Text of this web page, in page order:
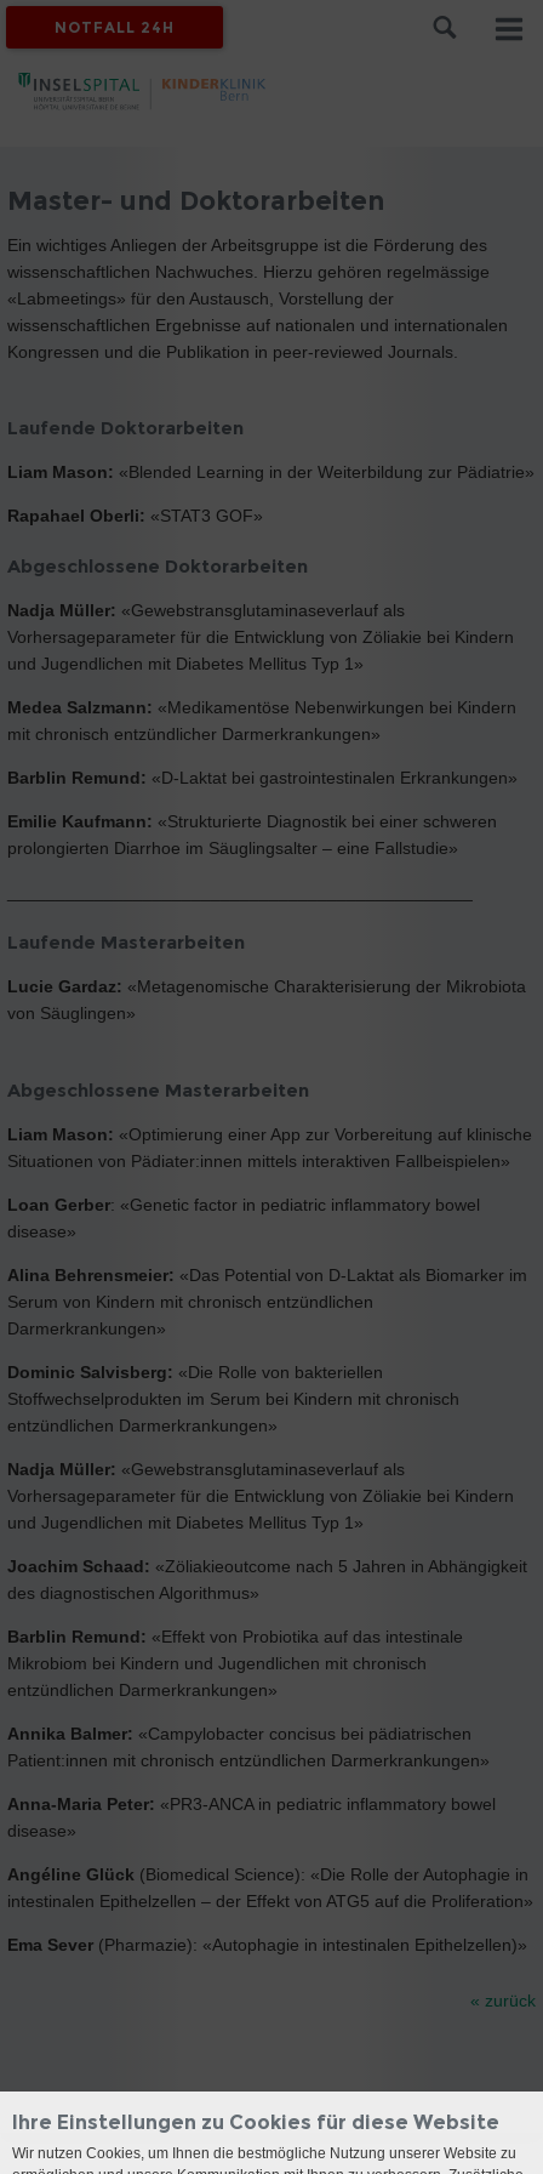
NOTFALL 24H
Master- und Doktorarbeiten
Ein wichtiges Anliegen der Arbeitsgruppe ist die Förderung des
wissenschaftlichen Nachwuches. Hierzu gehören regelmässige
«Labmeetings» für den Austausch, Vorstellung der
wissenschaftlichen Ergebnisse auf nationalen und internationalen
Kongressen und die Publikation in peer-reviewed Journals.
Laufende Doktorarbeiten
Liam Mason: «Blended Learning in der Weiterbildung zur Pädiatrie»
Rapahael Oberli: «STAT3 GOF»
Abgeschlossene Doktorarbeiten
Nadja Müller: «Gewebstransglutaminaseverlauf als
Vorhersageparameter für die Entwicklung von Zöliakie bei Kindern
und Jugendlichen mit Diabetes Mellitus Typ 1»
Medea Salzmann: «Medikamentöse Nebenwirkungen bei Kindern
mit chronisch entzündlicher Darmerkrankungen»
Barblin Remund: «D-Laktat bei gastrointestinalen Erkrankungen»
Emilie Kaufmann: «Strukturierte Diagnostik bei einer schweren
prolongierten Diarrhoe im Säuglingsalter – eine Fallstudie»
Laufende Masterarbeiten
Lucie Gardaz: «Metagenomische Charakterisierung der Mikrobiota
von Säuglingen»
Abgeschlossene Masterarbeiten
Liam Mason: «Optimierung einer App zur Vorbereitung auf klinische
Situationen von Pädiater:innen mittels interaktiven Fallbeispielen»
Loan Gerber: «Genetic factor in pediatric inflammatory bowel
disease»
Alina Behrensmeier: «Das Potential von D-Laktat als Biomarker im
Serum von Kindern mit chronisch entzündlichen
Darmerkrankungen»
Dominic Salvisberg: «Die Rolle von bakteriellen
Stoffwechselprodukten im Serum bei Kindern mit chronisch
entzündlichen Darmerkrankungen»
Nadja Müller: «Gewebstransglutaminaseverlauf als
Vorhersageparameter für die Entwicklung von Zöliakie bei Kindern
und Jugendlichen mit Diabetes Mellitus Typ 1»
Joachim Schaad: «Zöliakieoutcome nach 5 Jahren in Abhängigkeit
des diagnostischen Algorithmus»
Barblin Remund: «Effekt von Probiotika auf das intestinale
Mikrobiom bei Kindern und Jugendlichen mit chronisch
entzündlichen Darmerkrankungen»
Annika Balmer: «Campylobacter concisus bei pädiatrischen
Patient:innen mit chronisch entzündlichen Darmerkrankungen»
Anna-Maria Peter: «PR3-ANCA in pediatric inflammatory bowel
disease»
Angéline Glück (Biomedical Science): «Die Rolle der Autophagie in
intestinalen Epithelzellen – der Effekt von ATG5 auf die Proliferation»
Ema Sever (Pharmazie): «Autophagie in intestinalen Epithelzellen)»
« zurück
Ihre Einstellungen zu Cookies für diese Website
Wir nutzen Cookies, um Ihnen die bestmögliche Nutzung unserer Website zu